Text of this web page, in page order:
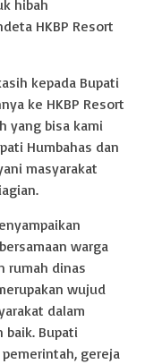
hibah
HKBP Resort
kepada Bupati
ke HKBP Resort
yang bisa kami
Humbahas dan
masyarakat
warga
rumah dinas
wujud
dalam
Bupati
gereja